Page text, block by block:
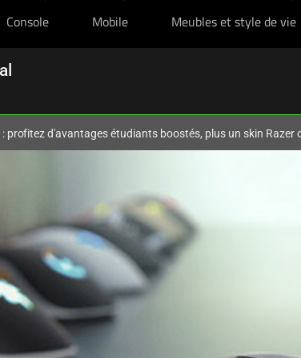
Console Mobile Meubles et style de vie
: profitez d'avantages étudiants boostés, plus un skin